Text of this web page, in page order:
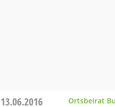
13.06.2016 Ortsbeirat